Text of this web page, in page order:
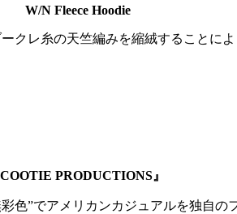
W/N Fleece Hoodie
クレ糸の天竺編みを縮絨すること
COOTIE PRODUCTIONS』
色”でアメリカンカジュアルを独自